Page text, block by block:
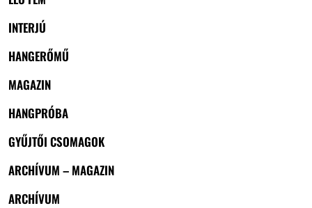
INTERJÚ
HANGERŐMŰ
MAGAZIN
HANGPRÓBA
GYŰJTŐI CSOMAGOK
ARCHÍVUM – MAGAZIN
ARCHÍVUM